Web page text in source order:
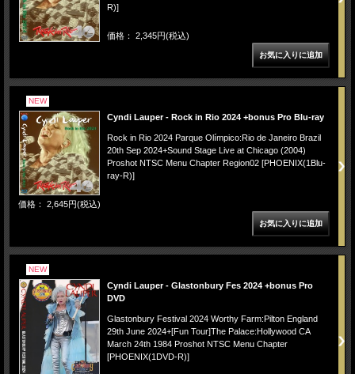
R)]
価格： 2,345円(税込)
NEW
Cyndi Lauper - Rock in Rio 2024 +bonus Pro Blu-ray
Rock in Rio 2024 Parque Olímpico:Rio de Janeiro Brazil
20th Sep 2024+Sound Stage Live at Chicago (2004)
Proshot NTSC Menu Chapter Region02 [PHOENIX(1Blu-
ray-R)]
価格： 2,645円(税込)
NEW
Cyndi Lauper - Glastonbury Fes 2024 +bonus Pro
DVD
Glastonbury Festival 2024 Worthy Farm:Pilton England
29th June 2024+[Fun Tour]The Palace:Hollywood CA
March 24th 1984 Proshot NTSC Menu Chapter
[PHOENIX(1DVD-R)]